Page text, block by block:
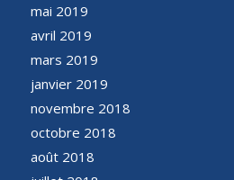
mai 2019
avril 2019
mars 2019
janvier 2019
novembre 2018
octobre 2018
août 2018